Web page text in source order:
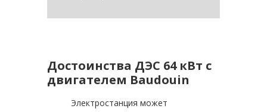
Достоинства ДЭС 64 кВт с
двигателем Baudouin
Электростанция может